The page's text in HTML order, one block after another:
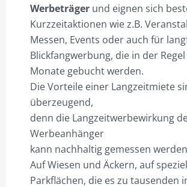
Mindestmietzeit
Wochen
Menge
Werbeträger und eignen sich
Kurzzeitaktionen wie z.B.
Messen, Events oder auch für
Blickfangwerbung, die in der
Monate gebucht werden.
Die Vorteile einer Langzeitmiete
überzeugend,
denn die Langzeitwerbewirkung
Werbeanhänger
kann nachhaltig gemessen
Auf Wiesen und Äckern, auf
Parkflächen, die es zu tausenden